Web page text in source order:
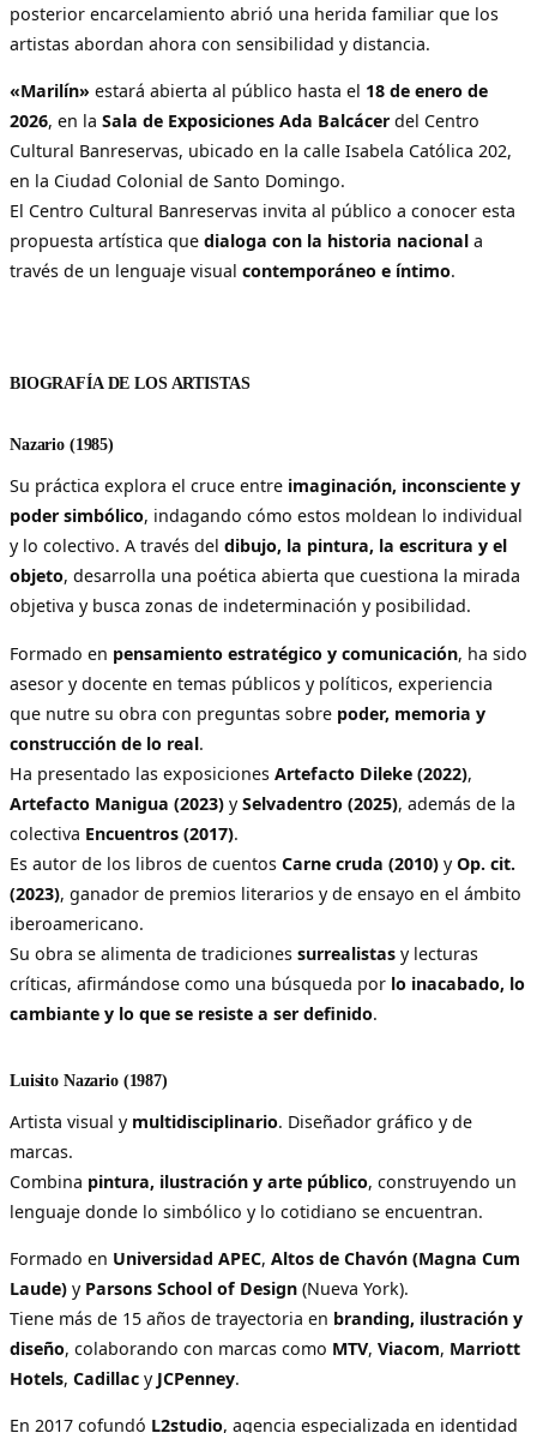
posterior encarcelamiento abrió una herida familiar que los
artistas abordan ahora con sensibilidad y distancia.
«Marilín» estará abierta al público hasta el 18 de enero de
2026, en la Sala de Exposiciones Ada Balcácerdel Centro
Cultural Banreservas, ubicado en la calle Isabela Católica 202,
en la Ciudad Colonial de Santo Domingo.
El Centro Cultural Banreservas invita al público a conocer esta
propuesta artística que dialoga con la historia nacional a
través de un lenguaje visual contemporáneo e íntimo.
BIOGRAFÍA DE LOS ARTISTAS
Nazario (1985)
Su práctica explora el cruce entre imaginación, inconsciente y
poder simbólico, indagando cómo estos moldean lo individual
y lo colectivo. A través del dibujo, la pintura, la escritura y el
objeto, desarrolla una poética abierta que cuestiona la mirada
objetiva y busca zonas de indeterminación y posibilidad.
Formado en pensamiento estratégico y comunicación, ha sido
asesor y docente en temas públicos y políticos, experiencia
que nutre su obra con preguntas sobre poder, memoria y
construcción de lo real.
Ha presentado las exposiciones Artefacto Dileke (2022),
Artefacto Manigua (2023) ySelvadentro (2025), además de la
colectiva Encuentros (2017).
Es autor de los libros de cuentos Carne cruda (2010) yOp. cit.
(2023), ganador de premios literarios y de ensayo en el ámbito
iberoamericano.
Su obra se alimenta de tradiciones surrealistas y lecturas
críticas, afirmándose como una búsqueda por lo inacabado, lo
cambiante y lo que se resiste a ser definido.
Luisito Nazario (1987)
Artista visual y multidisciplinario. Diseñador gráfico y de
marcas.
Combina pintura, ilustración y arte público, construyendo un
lenguaje donde lo simbólico y lo cotidiano se encuentran.
Formado en Universidad APEC, Altos de Chavón (Magna Cum
Laude) y Parsons School of Design (Nueva York).
Tiene más de 15 años de trayectoria en branding, ilustración y
diseño, colaborando con marcas como MTV, Viacom, Marriott
Hotels, Cadillac y JCPenney.
En 2017 cofundó L2studio, agencia especializada en identidad